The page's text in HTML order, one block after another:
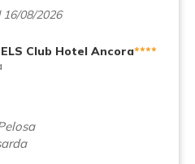
16/08/2026
Club Hotel Ancora****